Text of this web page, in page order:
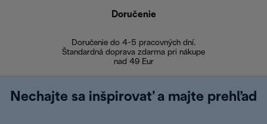
Doručenie
Doručenie do 4-5 pracovných dní.
Štandardná doprava zdarma pri nákupe
nad 49 Eur
Nechajte sa inšpirovať a majte prehľad